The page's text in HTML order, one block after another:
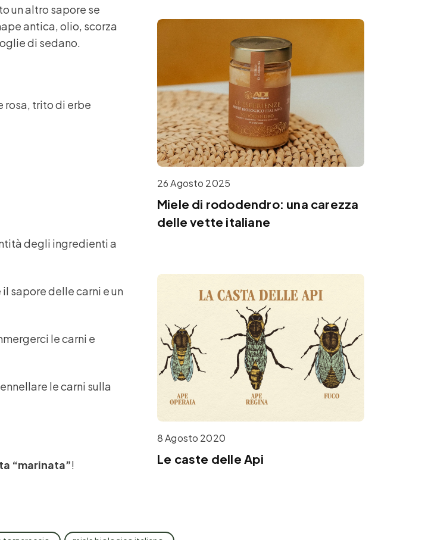
un altro sapore se
antica, olio, scorza
di sedano.
rosa, trito di erbe
degli ingredienti a
sapore delle carni e un
le carni e
le carni sulla
“marinata”!
26 Agosto 2025
Miele di rododendro: una carezza
delle vette italiane
8 Agosto 2020
Le caste delle Api